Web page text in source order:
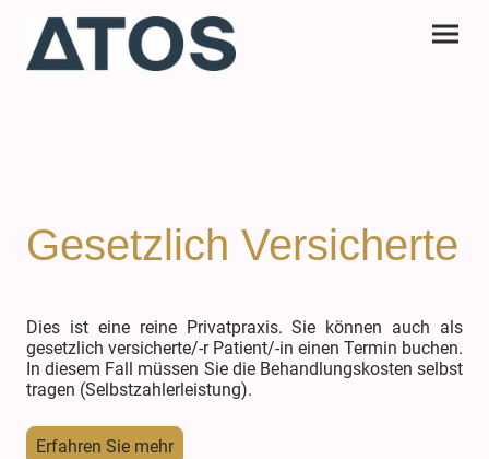
Gesetzlich Versicherte
Dies ist eine reine Privatpraxis. Sie können auch als
gesetzlich versicherte/-r Patient/-in einen Termin buchen.
In diesem Fall müssen Sie die Behandlungskosten selbst
tragen (Selbstzahlerleistung).
Erfahren Sie mehr